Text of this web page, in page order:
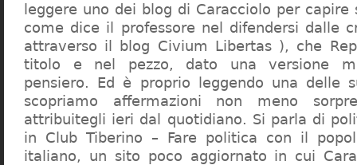
leggere uno dei blog di Caracciolo per
come dice il professore nel difendersi dalle
attraverso il blog Civium Libertas ), che
titolo e nel pezzo, dato una versione
pensiero. Ed è proprio leggendo una delle
scopriamo affermazioni non meno
attribuitegli ieri dal quotidiano. Si parla di
in Club Tiberino – Fare politica con il
italiano, un sito poco aggiornato in cui